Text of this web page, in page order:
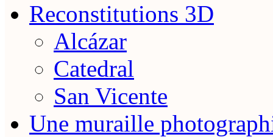
Reconstitutions 3D
Alcázar
Catedral
San Vicente
Une muraille